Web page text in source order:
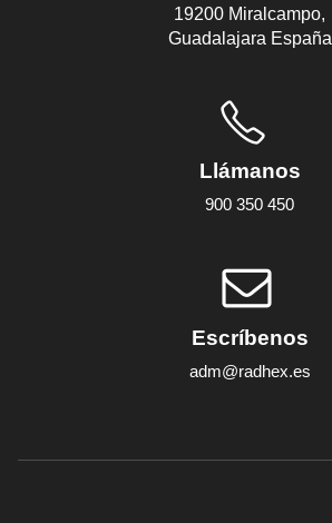
19200 Miralcampo,
Guadalajara España
Llámanos
900 350 450
Escríbenos
adm@radhex.es